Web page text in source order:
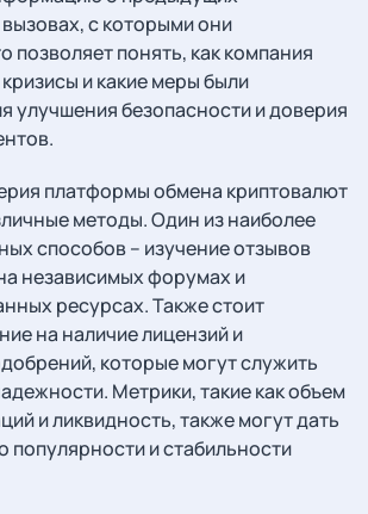
с которыми они
позволяет понять, как компания
и какие меры были
улучшения безопасности и доверия
платформы обмена криптовалют
методы. Один из наиболее
способов – изучение отзывов
независимых форумах и
ресурсах. Также стоит
на наличие лицензий и
которые могут служить
Метрики, такие как объем
и ликвидность, также могут дать
популярности и стабильности